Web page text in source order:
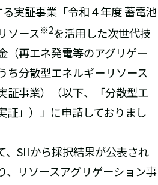
る実証事業「令和４年度 蓄電池
ソース※2を活用した次世代技
（再エネ発電等のアグリゲー
ち分散型エネルギーリソース
証事業）（以下、「分散型エ
証」）」に申請しておりまし
、SIIから採択結果が公表され
、リソースアグリゲーション事